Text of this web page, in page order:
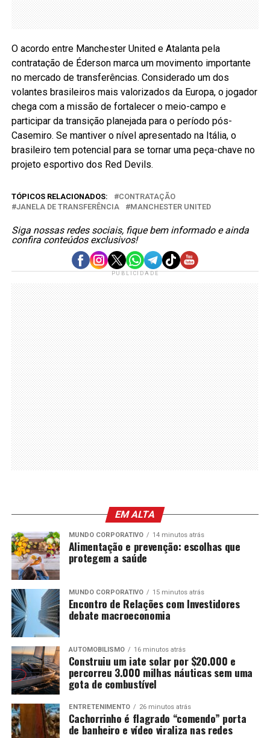
O acordo entre Manchester United e Atalanta pela
contratação de Éderson marca um movimento importante
no mercado de transferências. Considerado um dos
volantes brasileiros mais valorizados da Europa, o jogador
chega com a missão de fortalecer o meio-campo e
participar da transição planejada para o período pós-
Casemiro. Se mantiver o nível apresentado na Itália, o
brasileiro tem potencial para se tornar uma peça-chave no
projeto esportivo dos Red Devils.
TÓPICOS RELACIONADOS:
CONTRATAÇÃO
JANELA DE TRANSFERÊNCIA
MANCHESTER UNITED
Siga nossas redes sociais, fique bem informado e ainda
confira conteúdos exclusivos!
PUBLICIDADE
EM ALTA
MUNDO CORPORATIVO 14 minutos atrás
Alimentação e prevenção: escolhas que
protegem a saúde
MUNDO CORPORATIVO 15 minutos atrás
Encontro de Relações com Investidores
debate macroeconomia
AUTOMOBILISMO 16 minutos atrás
Construiu um iate solar por $20.000 e
percorreu 3.000 milhas náuticas sem uma
gota de combustível
ENTRETENIMENTO 26 minutos atrás
Cachorrinho é flagrado “comendo” porta
de banheiro e vídeo viraliza nas redes